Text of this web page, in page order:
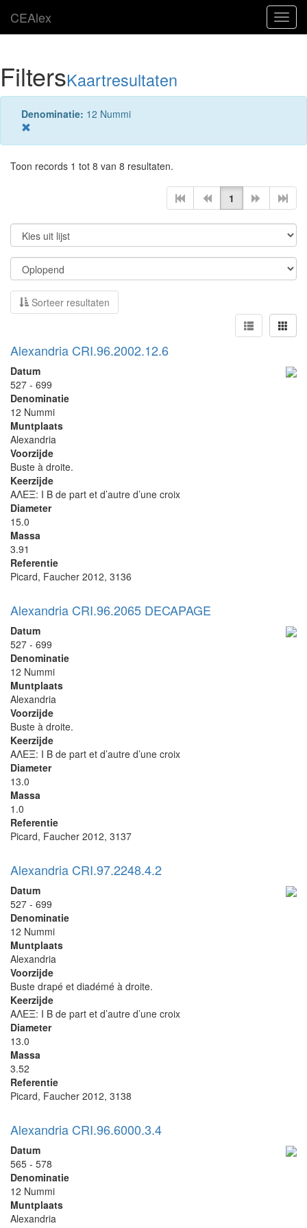
CEAlex
FiltersKaartresultaten
Denominatie: 12 Nummi
Toon records 1 tot 8 van 8 resultaten.
1
Sorteer resultaten
Alexandria CRI.96.2002.12.6
Datum
527 - 699
Denominatie
12 Nummi
Muntplaats
Alexandria
Voorzijde
Buste à droite.
Keerzijde
ΑΛΕΞ: I B de part et d’autre d’une croix
Diameter
15.0
Massa
3.91
Referentie
Picard, Faucher 2012, 3136
Alexandria CRI.96.2065 DECAPAGE
Datum
527 - 699
Denominatie
12 Nummi
Muntplaats
Alexandria
Voorzijde
Buste à droite.
Keerzijde
ΑΛΕΞ: I B de part et d’autre d’une croix
Diameter
13.0
Massa
1.0
Referentie
Picard, Faucher 2012, 3137
Alexandria CRI.97.2248.4.2
Datum
527 - 699
Denominatie
12 Nummi
Muntplaats
Alexandria
Voorzijde
Buste drapé et diadémé à droite.
Keerzijde
ΑΛΕΞ: I B de part et d’autre d’une croix
Diameter
13.0
Massa
3.52
Referentie
Picard, Faucher 2012, 3138
Alexandria CRI.96.6000.3.4
Datum
565 - 578
Denominatie
12 Nummi
Muntplaats
Alexandria